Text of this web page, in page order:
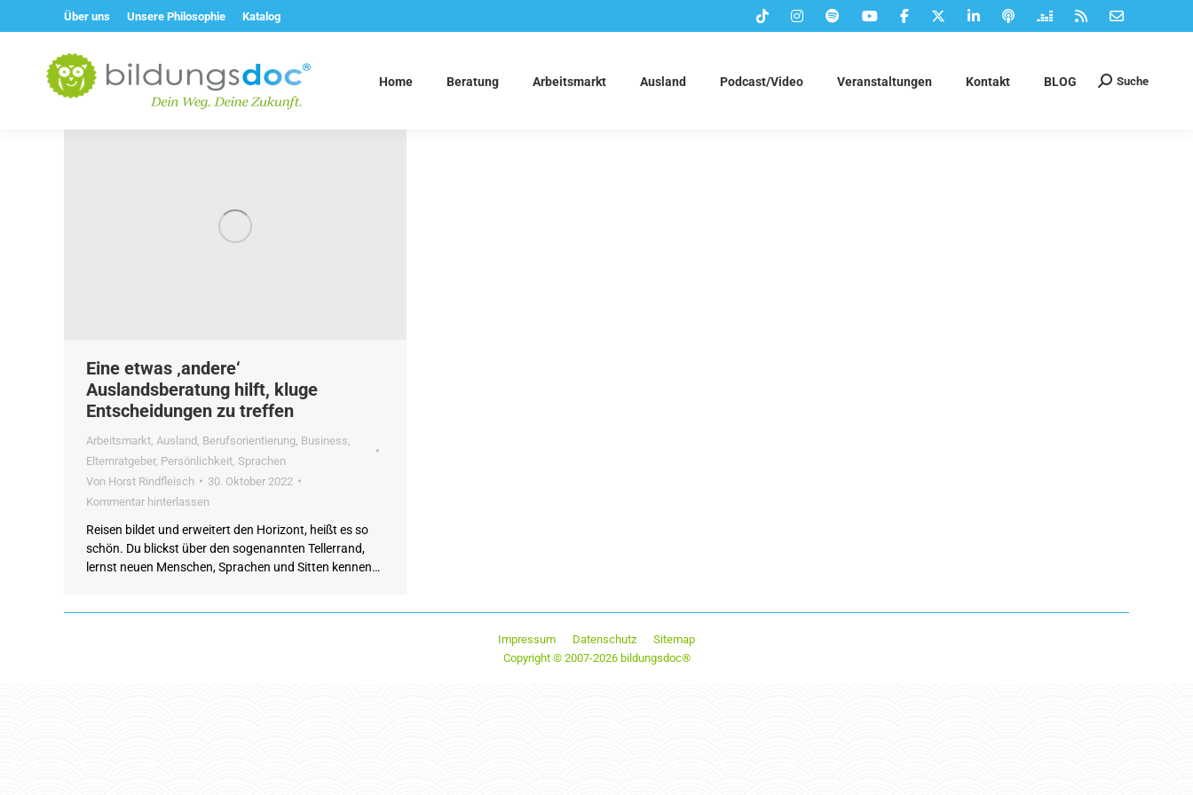
Über uns Unsere Philosophie Katalog
Home Beratung Arbeitsmarkt Ausland Podcast/Video Veranstaltungen Kontakt BLOG Suchen:
Suche
Eine etwas ‚andere‘
Auslandsberatung hilft, kluge
Entscheidungen zu treffen
Arbeitsmarkt Ausland Berufsorientierung Business
Elternratgeber, Persönlichkeit Sprachen
Von Horst Rindfleisch
30. Oktober 2022
Kommentar hinterlassen
Reisen bildet und erweitert den Horizont, heißt es so
schön. Du blickst über den sogenannten Tellerrand,
lernst neuen Menschen, Sprachen und Sitten kennen…
Impressum Datenschutz
Sitemap
Copyright © 2007-2026 bildungsdoc®